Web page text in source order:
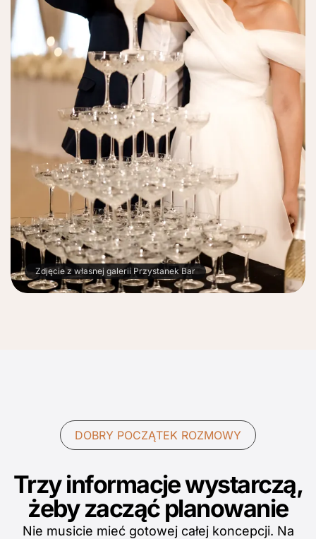
Zdjęcie z własnej galerii Przystanek Bar
DOBRY POCZĄTEK ROZMOWY
Trzy informacje wystarczą,
żeby zacząć planowanie
Nie musicie mieć gotowej całej koncepcji. Na